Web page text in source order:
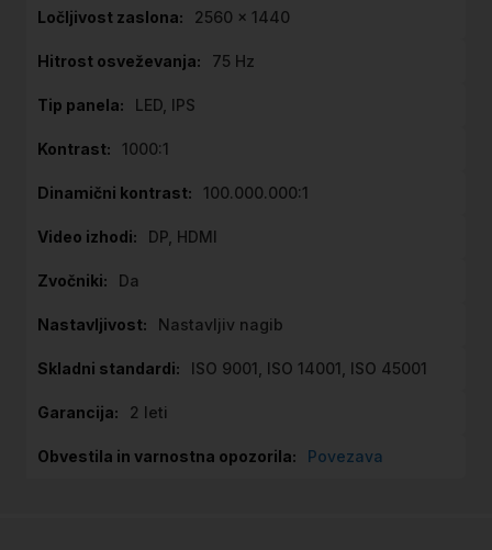
2560 x 1440
75 Hz
LED, IPS
1000:1
100.000.000:1
DP, HDMI
Da
Nastavljiv nagib
ISO 9001, ISO 14001, ISO 45001
2 leti
Povezava